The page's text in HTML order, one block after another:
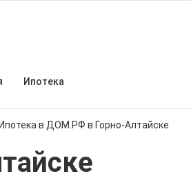
Ипотека
Ипотека в ДОМ.РФ в Горно-Алтайске